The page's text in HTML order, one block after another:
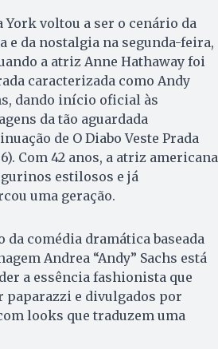
York voltou a ser o cenário da
e da nostalgia na segunda-feira,
a atriz Anne Hathaway foi
caracterizada como Andy
dando início oficial às
da tão aguardada
de O Diabo Veste Prada
Com 42 anos, a atriz americana
estilosos e já
uma geração.
da comédia dramática baseada
Andrea “Andy” Sachs está
a essência fashionista que
e divulgados por
looks que traduzem uma